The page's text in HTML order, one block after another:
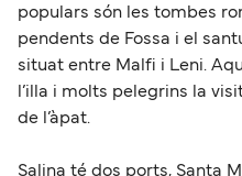
populars són les tombes
pendents de Fossa i el
situat entre Malfi i Leni.
l’illa i molts pelegrins la
de l’àpat.
Salina té dos ports, Santa